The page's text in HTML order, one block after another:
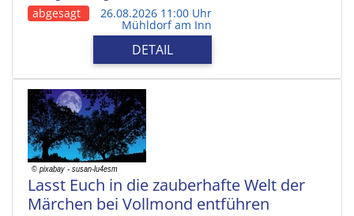
abgesagt 26.08.2026 11:00 Uhr
Mühldorf am Inn
DETAIL
Lasst Euch in die zauberhafte Welt der
Märchen bei Vollmond entführen